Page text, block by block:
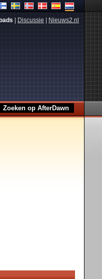
Discussie Nieuws2.nl